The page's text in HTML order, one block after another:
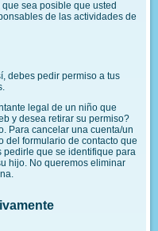
sea posible que usted
de las actividades de
debes pedir permiso a tus
legal de un niño que
y desea retirar su permiso?
Para cancelar una cuenta/un
del formulario de contacto que
pedirle que se identifique para
hijo. No queremos eliminar